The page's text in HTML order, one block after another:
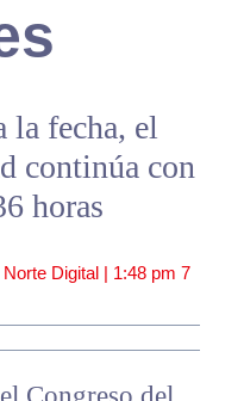
la fecha, el
continúa con
horas
Digital | 1:48 pm 7